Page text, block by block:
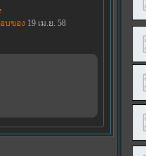
บของ 19 เม.ย. 58